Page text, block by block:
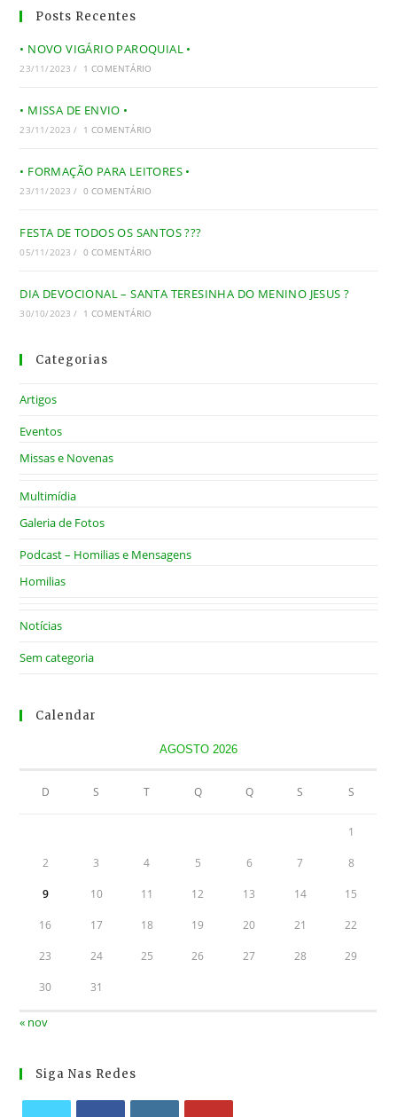
Posts Recentes
• NOVO VIGÁRIO PAROQUIAL •
23/11/2023 / 1 COMENTÁRIO
• MISSA DE ENVIO •
23/11/2023 / 1 COMENTÁRIO
• FORMAÇÃO PARA LEITORES •
23/11/2023 / 0 COMENTÁRIO
FESTA DE TODOS OS SANTOS ???
05/11/2023 / 0 COMENTÁRIO
DIA DEVOCIONAL – SANTA TERESINHA DO MENINO JESUS ?
30/10/2023 / 1 COMENTÁRIO
Categorias
Artigos
Eventos
Missas e Novenas
Multimídia
Galeria de Fotos
Podcast – Homilias e Mensagens
Homilias
Notícias
Sem categoria
Calendar
AGOSTO 2026
D S T Q Q S S
1
2 3 4 5 6 7 8
9 10 11 12 13 14 15
16 17 18 19 20 21 22
23 24 25 26 27 28 29
30 31
« nov
Siga Nas Redes